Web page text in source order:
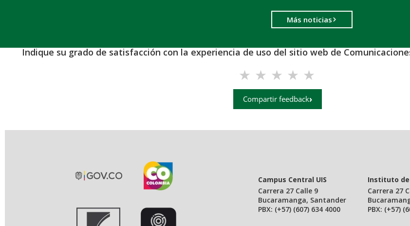
Más noticias
Indique su grado de satisfacción con la experiencia de uso del sitio web de